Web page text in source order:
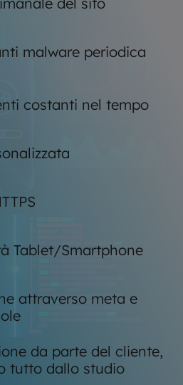
malware periodica
costanti nel tempo
Tablet/Smartphone
attraverso meta e
da parte del cliente,
tutto dallo studio